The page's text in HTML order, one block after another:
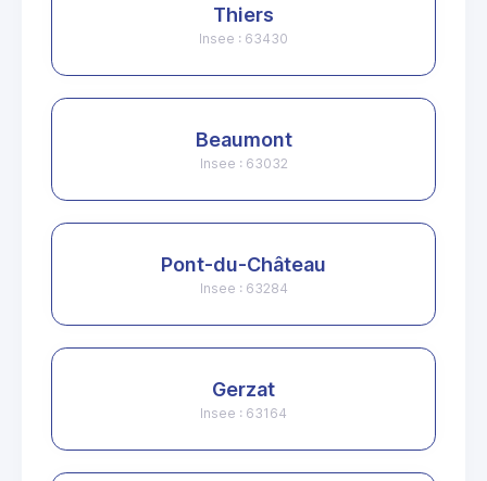
Thiers
Insee : 63430
Beaumont
Insee : 63032
Pont-du-Château
Insee : 63284
Gerzat
Insee : 63164